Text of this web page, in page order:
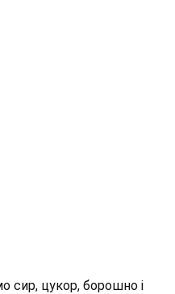
сир, цукор, борошно і